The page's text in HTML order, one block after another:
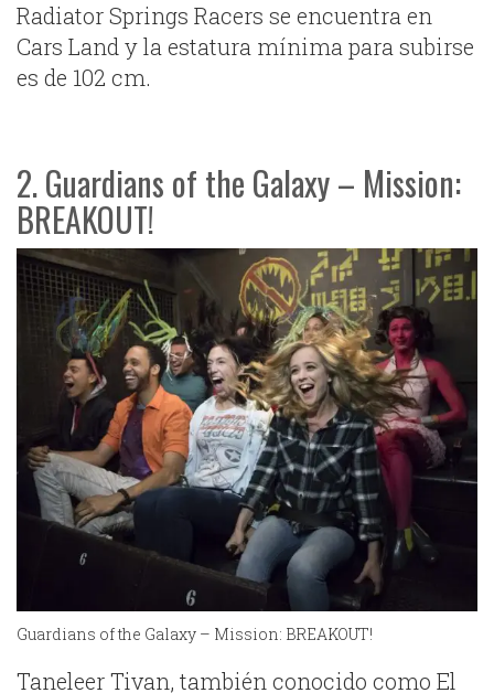
Radiator Springs Racers se encuentra en
Cars Land y la estatura mínima para subirse
es de 102 cm.
2. Guardians of the Galaxy – Mission:
BREAKOUT!
Guardians of the Galaxy – Mission: BREAKOUT!
Taneleer Tivan, también conocido como El